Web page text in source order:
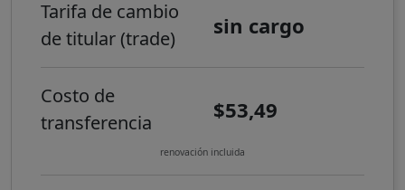
Tarifa de cambio
de titular (trade)
sin cargo
Costo de
transferencia
$53,49
renovación incluida